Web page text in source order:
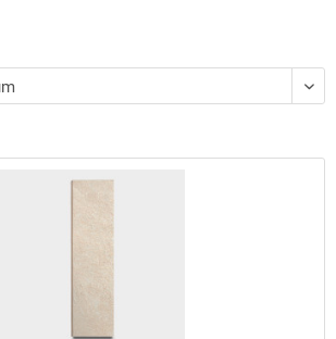
Serien sind hierbei nahezu identisch
jede Farbe Ihrer gewünschten Stein-Serie
zur Verfügung steht, können Sie daher